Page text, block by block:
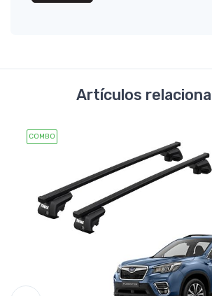
Artículos
COMBO